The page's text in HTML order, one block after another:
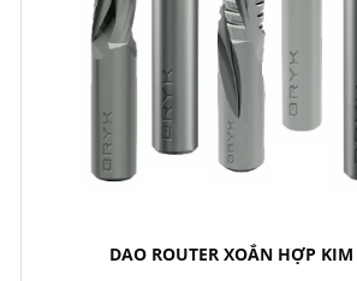
DAO ROUTER XOẮN HỢP KIM